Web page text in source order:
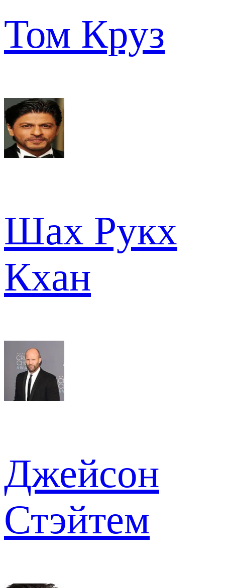
Том Круз
Шах Рукх
Кхан
Джейсон
Стэйтем